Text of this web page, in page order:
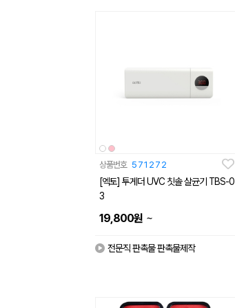
상품번호 571272
[엑토] 투게더 UVC 칫솔 살균기 TBS-0
3
19,800원 ~
전문직 판촉물 판촉물제작